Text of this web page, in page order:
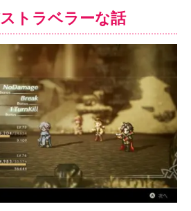
トラベラーな話